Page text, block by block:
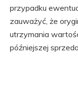
przypadku
zauważyć, że
utrzymania
późniejszej